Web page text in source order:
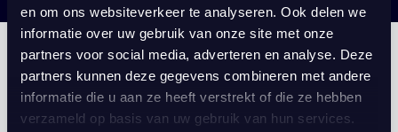
en om ons websiteverkeer te analyseren. Ook delen we
informatie over uw gebruik van onze site met onze
partners voor social media, adverteren en analyse. Deze
partners kunnen deze gegevens combineren met andere
informatie die u aan ze heeft verstrekt of die ze hebben
verzameld op basis van uw gebruik van hun services.
Zoeken